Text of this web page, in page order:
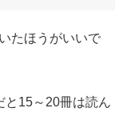
たほうがいいで
と15～20冊は読ん